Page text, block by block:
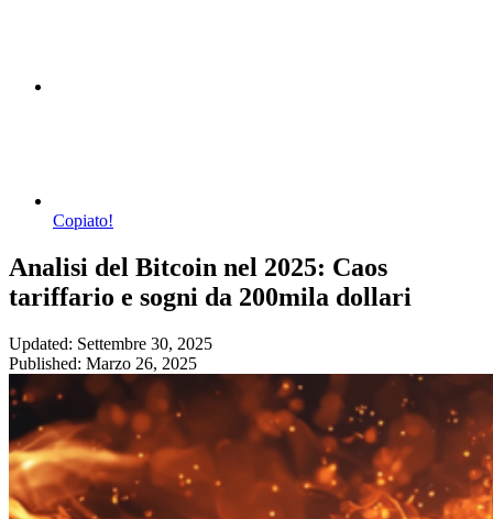
Copiato!
Analisi del Bitcoin nel 2025: Caos
tariffario e sogni da 200mila dollari
Updated: Settembre 30, 2025
Published: Marzo 26, 2025